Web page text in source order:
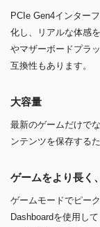
PCIe Gen4インター
化し、リアルな体感
やマザーボードプラ
互換性もあります。
大容量
最新のゲームだけで
ンテンツを保存する
ゲームをより長く
ゲームモードでピー
Dashboardを使用し